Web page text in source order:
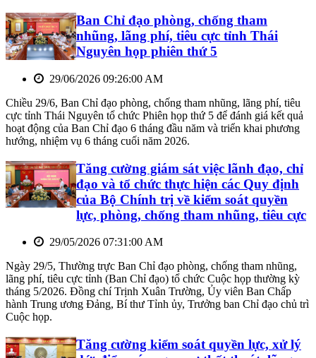
Ban Chỉ đạo phòng, chống tham
nhũng, lãng phí, tiêu cực tỉnh Thái
Nguyên họp phiên thứ 5
29/06/2026 09:26:00 AM
Chiều 29/6, Ban Chỉ đạo phòng, chống tham nhũng, lãng phí, tiêu
cực tỉnh Thái Nguyên tổ chức Phiên họp thứ 5 để đánh giá kết quả
hoạt động của Ban Chỉ đạo 6 tháng đầu năm và triển khai phương
hướng, nhiệm vụ 6 tháng cuối năm 2026.
Tăng cường giám sát việc lãnh đạo, chỉ
đạo và tổ chức thực hiện các Quy định
của Bộ Chính trị về kiểm soát quyền
lực, phòng, chống tham nhũng, tiêu cực
29/05/2026 07:31:00 AM
Ngày 29/5, Thường trực Ban Chỉ đạo phòng, chống tham nhũng,
lãng phí, tiêu cực tỉnh (Ban Chỉ đạo) tổ chức Cuộc họp thường kỳ
tháng 5/2026. Đồng chí Trịnh Xuân Trường, Ủy viên Ban Chấp
hành Trung ương Đảng, Bí thư Tỉnh ủy, Trưởng ban Chỉ đạo chủ trì
Cuộc họp.
Tăng cường kiểm soát quyền lực, xử lý